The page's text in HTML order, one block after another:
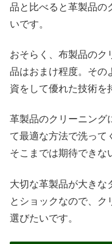
品と比べると革製品の
いです。
おそらく、布製品のク
品はおまけ程度。その
資をして優れた技術を
革製品のクリーニング
て最適な方法で洗って
そこまでは期待できな
大切な革製品が大きな
とショックなので、ク
選びたいです。